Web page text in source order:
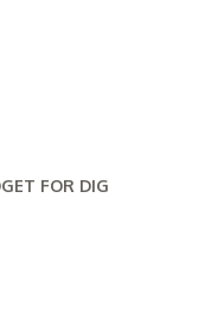
FOR DIG